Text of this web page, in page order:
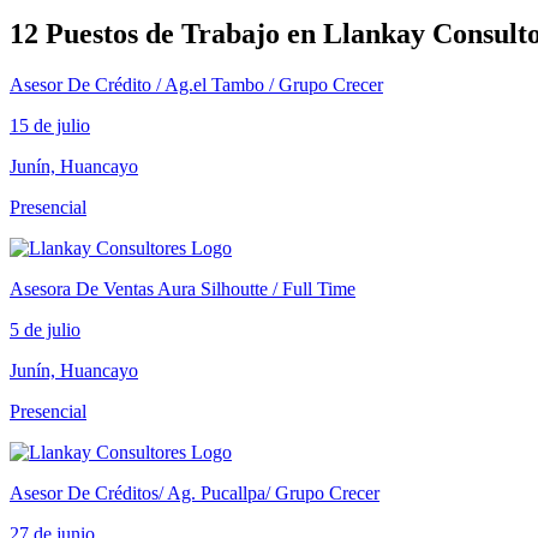
12 Puestos de Trabajo en Llankay
Asesor De Crédito / Ag.el Tambo / Grupo Crecer
15 de julio
Junín, Huancayo
Presencial
Asesora De Ventas Aura Silhoutte / Full Time
5 de julio
Junín, Huancayo
Presencial
Asesor De Créditos/ Ag. Pucallpa/ Grupo Crecer
27 de junio